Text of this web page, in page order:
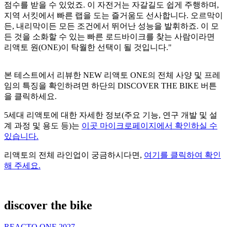
점수를 받을 수 있었죠. 이 자전거는 자갈길도 쉽게 주행하며,
지역 서킷에서 빠른 랩을 도는 즐거움도 선사합니다. 오르막이
든, 내리막이든 모든 조건에서 뛰어난 성능을 발휘하죠. 이 모
든 것을 소화할 수 있는 빠른 로드바이크를 찾는 사람이라면
리액토 원(ONE)이 탁월한 선택이 될 것입니다."
본 테스트에서 리뷰한 NEW 리액토 ONE의 전체 사양 및 프레
임의 특징을 확인하려면 하단의 DISCOVER THE BIKE 버튼
을 클릭하세요.
5세대 리액토에 대한 자세한 정보(주요 기능, 연구 개발 및 설
계 과정 및 용도 등)는 이곳 마이크로페이지에서 확인하실 수
있습니다.
리액토의 전체 라인업이 궁금하시다면, 여기를 클릭하여 확인
해 주세요.
discover the bike